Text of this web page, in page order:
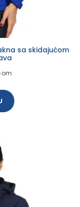
sa skidajućom
om